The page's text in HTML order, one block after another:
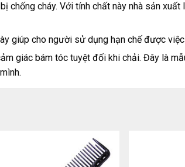
cháy. Với tính chất này nhà sản xuất
giúp cho người sử dụng hạn chế được
giác bám tóc tuyệt đối khi chải. Đây là